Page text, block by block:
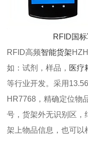
RFID国
RFID高频智能货架
如：试剂，样品， 医疗
等行业开发。采用
HR7768，精确定位物
号，货架外无识别区，
架上物品信息，也可